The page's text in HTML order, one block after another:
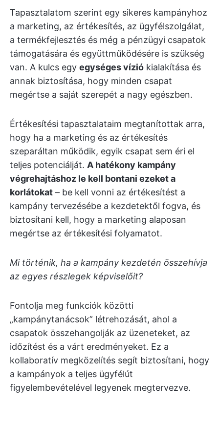
Tapasztalatom szerint egy sikeres kampányhoz
a marketing, az értékesítés, az ügyfélszolgálat,
a termékfejlesztés és még a pénzügyi csapatok
támogatására és együttműködésére is szükség
van. A kulcs egy egységes vízió kialakítása és
annak biztosítása, hogy minden csapat
megértse a saját szerepét a nagy egészben.
Értékesítési tapasztalataim megtanítottak arra,
hogy ha a marketing és az értékesítés
szeparáltan működik, egyik csapat sem éri el
teljes potenciálját. A hatékony kampány
végrehajtáshoz le kell bontani ezeket a
korlátokat – be kell vonni az értékesítést a
kampány tervezésébe a kezdetektől fogva, és
biztosítani kell, hogy a marketing alaposan
megértse az értékesítési folyamatot.
Mi történik, ha a kampány kezdetén összehívja
az egyes részlegek képviselőit?
Fontolja meg funkciók közötti
„kampánytanácsok” létrehozását, ahol a
csapatok összehangolják az üzeneteket, az
időzítést és a várt eredményeket. Ez a
kollaboratív megközelítés segít biztosítani, hogy
a kampányok a teljes ügyfélút
figyelembevételével legyenek megtervezve.